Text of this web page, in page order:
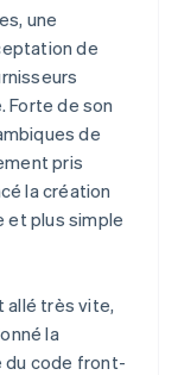
une
de
Forte de son
de
pris
la création
et plus simple
allé très vite,
la
du code front-